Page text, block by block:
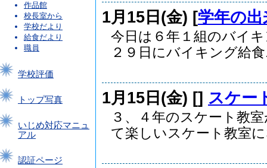
作品館
校長室から
学校だより
給食だより
職員
学校評価
トップ写真
いじめ対応マニュ
アル
認証ページ
1月15日(金) [学年の出
今日は６年１組のバイ
２９日にバイキング給
1月15日(金) [] スケー
３、４年のスケート教
て楽しいスケート教室